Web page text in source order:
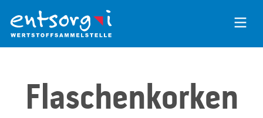
Inhalt
der
Seite
Flaschenkorken